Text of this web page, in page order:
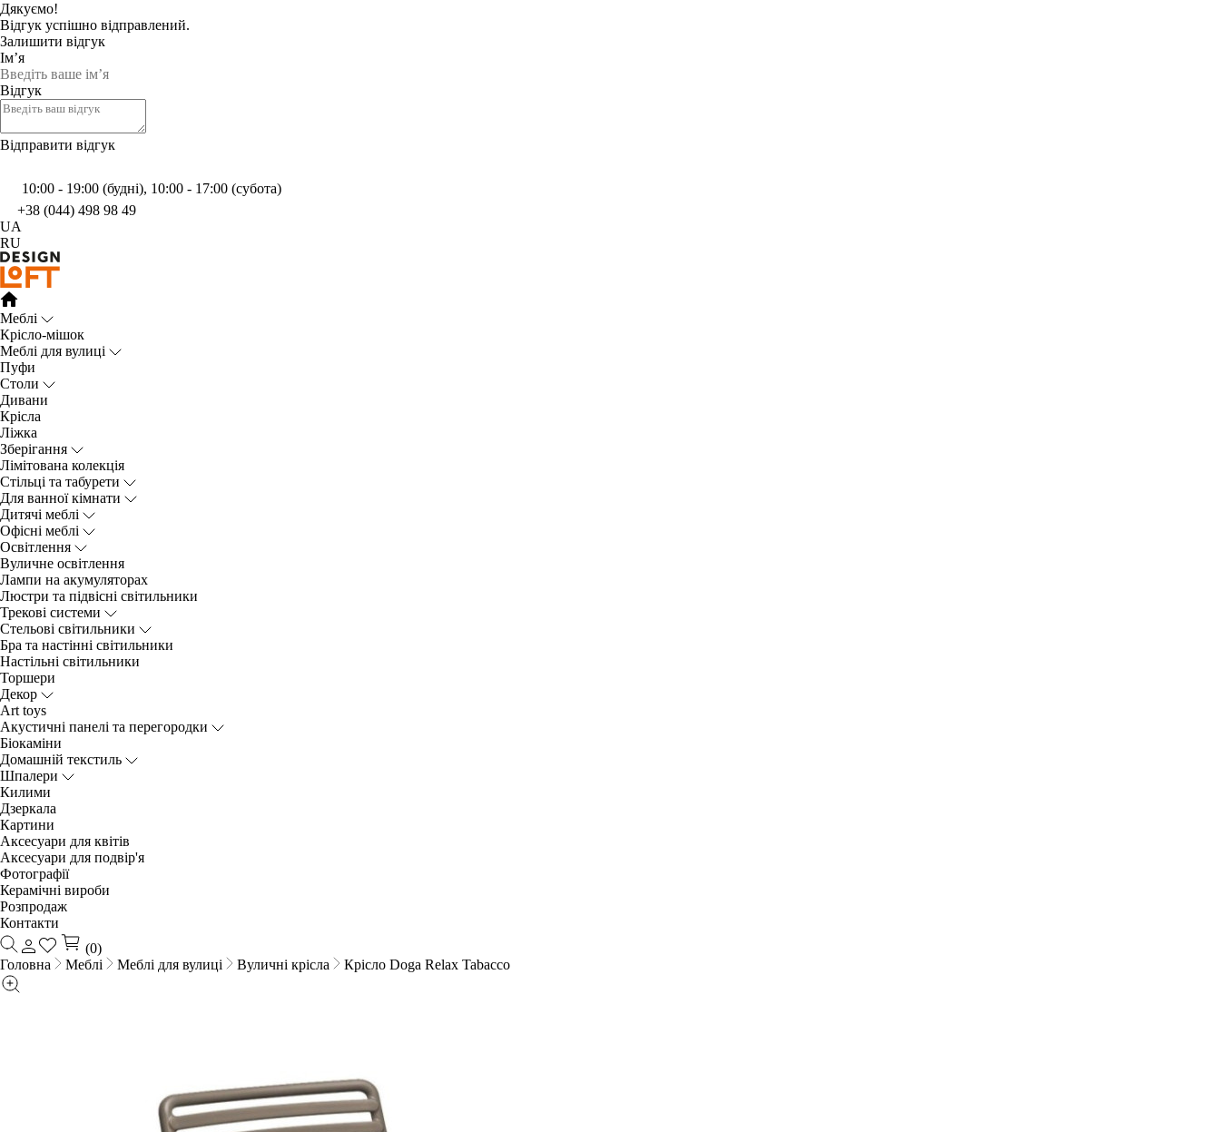
Дякуємо!
Відгук успішно відправлений.
Залишити відгук
Ім’я
Відгук
Відправити відгук
10:00 - 19:00 (будні), 10:00 - 17:00 (субота)
+38 (044) 498 98 49
UA
RU
Меблі
Крісло-мішок
Меблі для вулиці
Пуфи
Столи
Дивани
Крісла
Ліжка
Зберігання
Лімітована колекція
Стільці та табурети
Для ванної кімнати
Дитячі меблі
Офісні меблі
Освітлення
Вуличне освітлення
Лампи на акумуляторах
Люстри та підвісні світильники
Трекові системи
Cтельові світильники
Бра та настінні світильники
Настільні світильники
Торшери
Декор
Art toys
Акустичні панелі та перегородки
Біокаміни
Домашній текстиль
Шпалери
Килими
Дзеркала
Картини
Аксесуари для квітів
Аксесуари для подвір'я
Фотографії
Керамічні вироби
Розпродаж
Контакти
(0)
Головна
Меблі Меблі для вулиці Вуличні крісла Крісло Doga Relax Tabacco